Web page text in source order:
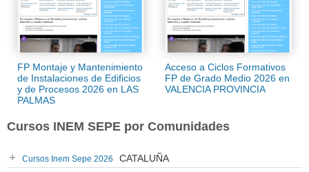
FP Montaje y Mantenimiento
de Instalaciones de Edificios
y de Procesos 2026 en LAS
PALMAS
Acceso a Ciclos Formativos
FP de Grado Medio 2026 en
VALENCIA PROVINCIA
Cursos INEM SEPE por Comunidades
Cursos Inem Sepe 2026 CATALUÑA